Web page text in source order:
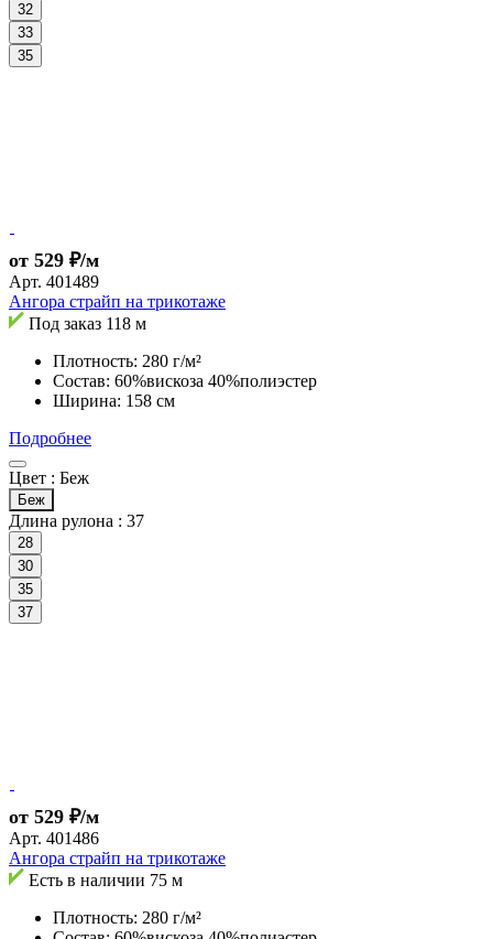
32
33
35
от 529 ₽/м
Арт. 401489
Ангора страйп на трикотаже
Под заказ 118 м
Плотность: 280 г/м²
Состав: 60%вискоза 40%полиэстер
Ширина: 158 см
Подробнее
Цвет : Беж
Беж
Длина рулона : 37
28
30
35
37
от 529 ₽/м
Арт. 401486
Ангора страйп на трикотаже
Есть в наличии 75 м
Плотность: 280 г/м²